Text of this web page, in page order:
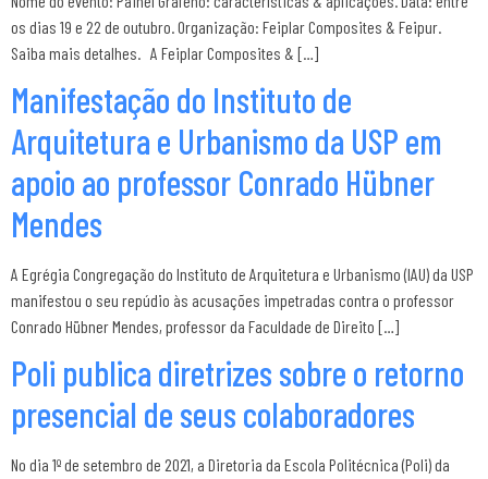
os dias 19 e 22 de outubro. Organização: Feiplar Composites & Feipur.
Saiba mais detalhes. A Feiplar Composites & […]
Manifestação do Instituto de
Arquitetura e Urbanismo da USP em
apoio ao professor Conrado Hübner
Mendes
A Egrégia Congregação do Instituto de Arquitetura e Urbanismo (IAU) da USP
manifestou o seu repúdio às acusações impetradas contra o professor
Conrado Hübner Mendes, professor da Faculdade de Direito […]
Poli publica diretrizes sobre o retorno
presencial de seus colaboradores
No dia 1º de setembro de 2021, a Diretoria da Escola Politécnica (Poli) da